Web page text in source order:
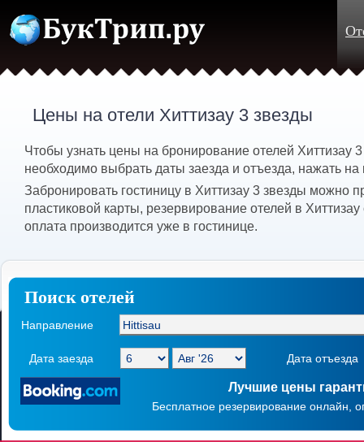
Цены на отели Хиттизау 3 звезды
Чтобы узнать цены на бронирование отелей Хиттизау
необходимо выбрать даты заезда и отъезда, нажать на
Забронировать гостиницу в Хиттизау 3 звезды можно
пластиковой карты, резервирование отелей в
оплата производится уже в гостинице.
Поиск отелей
Направление
Дата заезда Дата отъезда
Лучшие цены
Бесплатное резервирование онлайн,